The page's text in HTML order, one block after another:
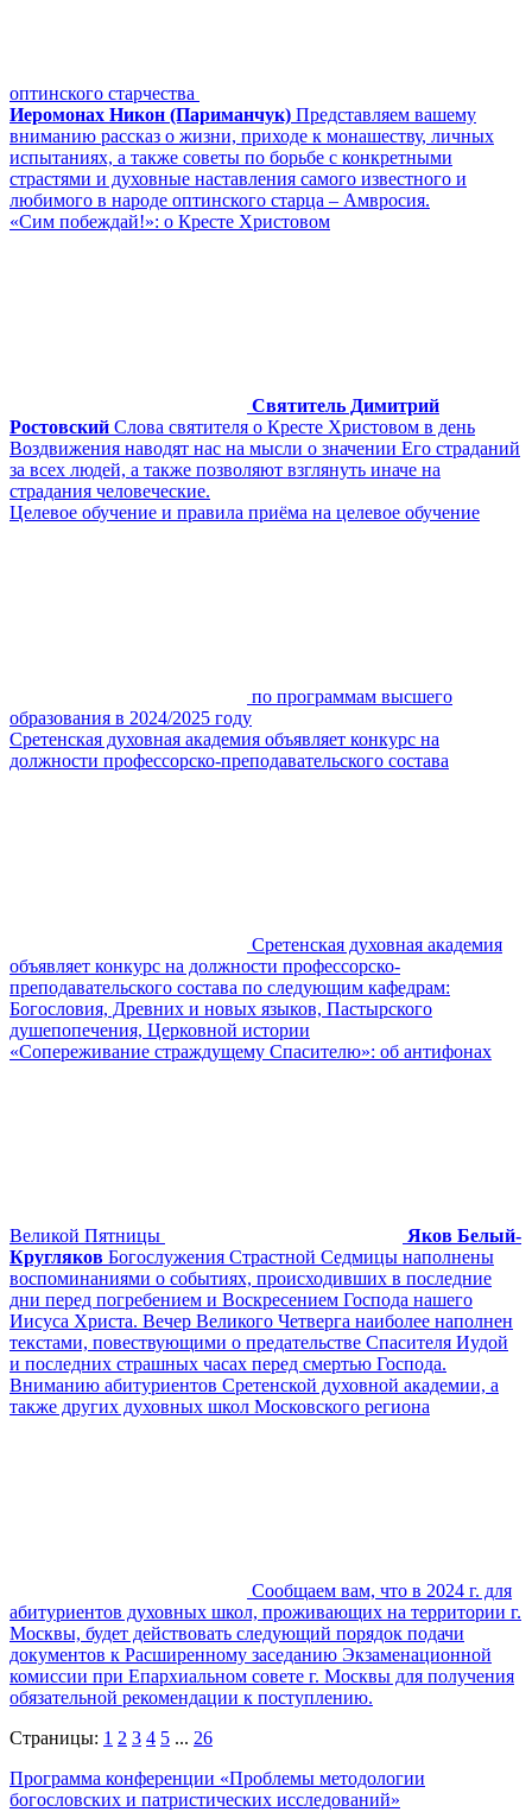
оптинского старчества
Иеромонах Никон (Париманчук) Представляем вашему
вниманию рассказ о жизни, приходе к монашеству, личных
испытаниях, а также советы по борьбе с конкретными
страстями и духовные наставления самого известного и
любимого в народе оптинского старца – Амвросия.
«Сим побеждай!»: о Кресте Христовом
Святитель Димитрий
Ростовский Слова святителя о Кресте Христовом в день
Воздвижения наводят нас на мысли о значении Его страданий
за всех людей, а также позволяют взглянуть иначе на
страдания человеческие.
Целевое обучение и правила приёма на целевое обучение
по программам высшего
образования в 2024/2025 году
Сретенская духовная академия объявляет конкурс на
должности профессорско-преподавательского состава
Сретенская духовная академия
объявляет конкурс на должности профессорско-
преподавательского состава по следующим кафедрам:
Богословия, Древних и новых языков, Пастырского
душепопечения, Церковной истории
«Сопереживание страждущему Спасителю»: об антифонах
Великой Пятницы
Яков Белый-
Кругляков Богослужения Страстной Седмицы наполнены
воспоминаниями о событиях, происходивших в последние
дни перед погребением и Воскресением Господа нашего
Иисуса Христа. Вечер Великого Четверга наиболее наполнен
текстами, повествующими о предательстве Спасителя Иудой
и последних страшных часах перед смертью Господа.
Вниманию абитуриентов Сретенской духовной академии, а
также других духовных школ Московского региона
Сообщаем вам, что в 2024 г. для
абитуриентов духовных школ, проживающих на территории г.
Москвы, будет действовать следующий порядок подачи
документов к Расширенному заседанию Экзаменационной
комиссии при Епархиальном совете г. Москвы для получения
обязательной рекомендации к поступлению.
Страницы: 1 2 3 4 5 ... 26
Программа конференции «Проблемы методологии
богословских и патристических исследований»